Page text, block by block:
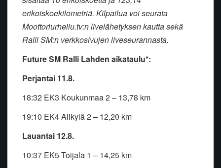
erikoiskoekilometriä. Kilpailua voi seurata
Moottoriurheilu.tv:n livelähetyksen kautta sekä
Ralli SM:n verkkosivujen liveseurannasta.
Future SM Ralli Lahden aikataulu*:
Perjantai 11.8.
18:32 EK3 Koukunmaa 2– 13,78 km
19:10 EK4Alikylä 2– 12,20 km
Lauantai 12.8.
10:37 EK5Toijala 1 – 14,25 km